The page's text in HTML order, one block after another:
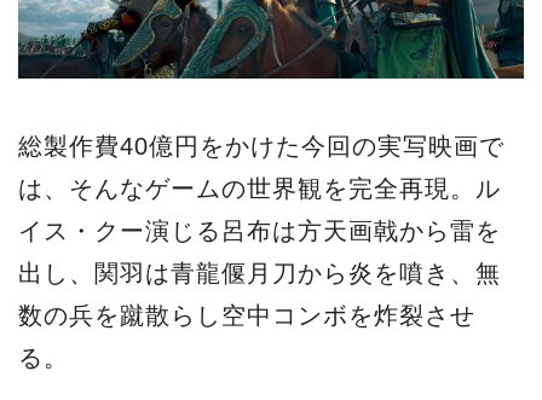
総製作費40億円をかけた今回の実写映画で
は、そんなゲームの世界観を完全再現。ル
イス・クー演じる呂布は方天画戟から雷を
出し、関羽は青龍偃月刀から炎を噴き、無
数の兵を蹴散らし空中コンボを炸裂させ
る。